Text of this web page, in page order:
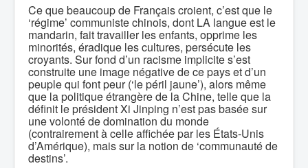
Ce que beaucoup de Français croient, c’est que le
‘régime’ communiste chinois, dont LA langue est le
mandarin, fait travailler les enfants, opprime les
minorités, éradique les cultures, persécute les
croyants. Sur fond d’un racisme implicite s’est
construite une image négative de ce pays et d’un
peuple qui font peur (‘le péril jaune’), alors même
que la politique étrangère de la Chine, telle que la
définit le président Xi Jinping n’est pas basée sur
une volonté de domination du monde
(contrairement à celle affichée par les États-Unis
d’Amérique), mais sur la notion de ‘communauté de
destins’.